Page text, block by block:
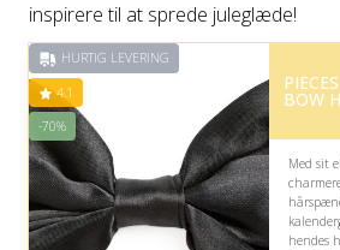
inspirere til at sprede juleglæde!
HURTIG LEVERING
4.1
-70%
BOW
Med sit
hendes